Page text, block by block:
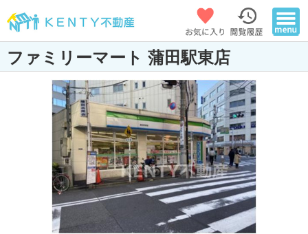
ファミリーマート 蒲田駅東店